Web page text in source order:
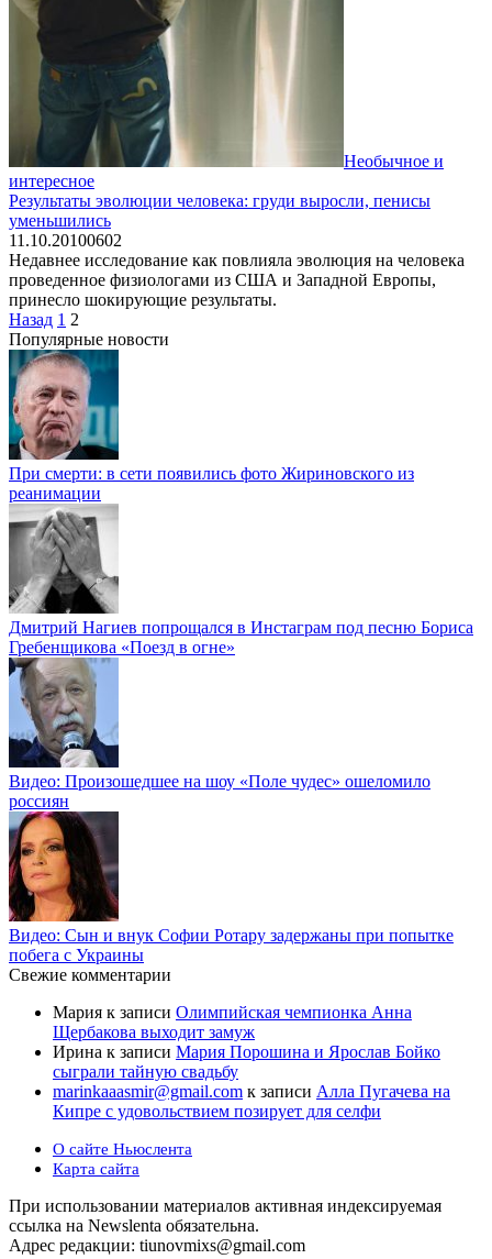
Необычное и
интересное
Результаты эволюции человека: груди выросли, пенисы
уменьшились
11.10.20100602
Недавнее исследование как повлияла эволюция на человека
проведенное физиологами из США и Западной Европы,
принесло шокирующие результаты.
Пагинация
записей
Назад 1 2
Популярные новости
При смерти: в сети появились фото Жириновского из
реанимации
Дмитрий Нагиев попрощался в Инстаграм под песню Бориса
Гребенщикова «Поезд в огне»
Видео: Произошедшее на шоу «Поле чудес» ошеломило
россиян
Видео: Сын и внук Софии Ротару задержаны при попытке
побега с Украины
Свежие комментарии
Мария к записи Олимпийская чемпионка Анна
Щербакова выходит замуж
Ирина к записи Мария Порошина и Ярослав Бойко
сыграли тайную свадьбу
marinkaaasmir@gmail.com к записи Алла Пугачева на
Кипре с удовольствием позирует для селфи
О сайте Ньюслента
Карта сайта
При использовании материалов активная индексируемая
ссылка на Newslenta обязательна.
Адрес редакции: tiunovmixs@gmail.com